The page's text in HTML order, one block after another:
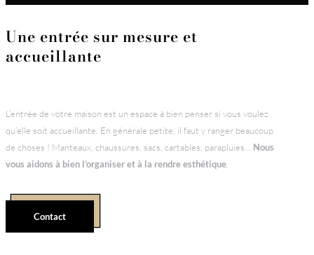
Une entrée sur mesure et
accueillante
L’entrée de votre maison est un espace à bien penser si vous voulez
qu’elle soit accueillante. En générale petite, il faut y ranger beaucoup
de choses ! Manteaux, chaussures, sacs, cartables, parapluies… Nous
vous aidons à bien l’organiser et à la rendre esthétique
Contact